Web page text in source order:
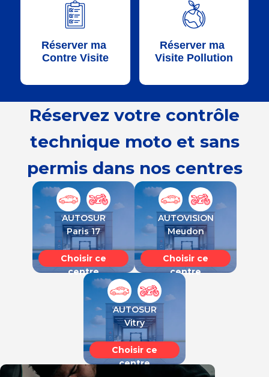
centre
centre
AUTOVISION
Plaisir
Choisir ce
AUTOVISION
Meudon
Choisir ce
AUTOVISION
Bois d'Arcy
Choisir ce
centre
AUTOSUR
Vitry
Choisir ce
centre
AUTOSUR
Clamart
Choisir ce
centre
AUTOSUR
Fleury - La Croix
Blanche
Choisir ce
centre
Réserver ma
Contre Visite
Réserver ma
Visite Pollution
Réservez votre contrôle
technique moto et sans
permis dans nos centres
AUTOSUR
Paris 17
Choisir ce
centre
AUTOVISION
Meudon
Choisir ce
centre
AUTOSUR
Vitry
Choisir ce
centre